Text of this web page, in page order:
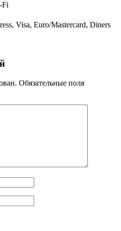
Fi
Visa, Euro/Mastercard, Diners
Обязательные поля